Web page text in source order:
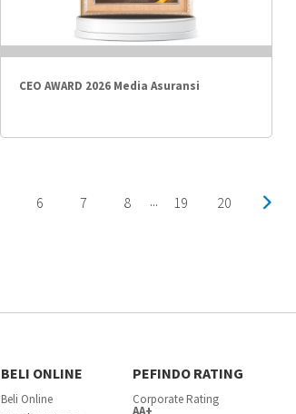
CEO AWARD 2026 Media Asuransi
6 7 8 ... 19 20
BELI ONLINE
Beli Online
PEFINDO RATING
Corporate Rating
AA+